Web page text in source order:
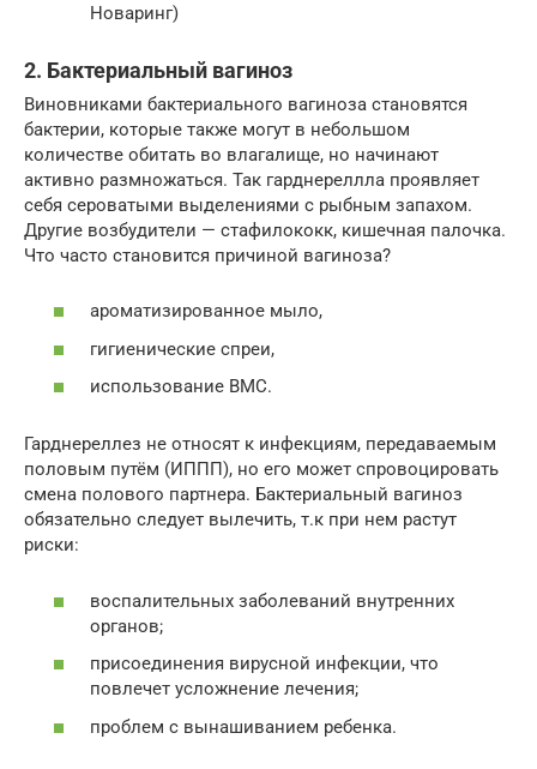
Новаринг)
2. Бактериальный вагиноз
Виновниками бактериального вагиноза становятся
бактерии, которые также могут в небольшом
количестве обитать во влагалище, но начинают
активно размножаться. Так гарднереллла проявляет
себя сероватыми выделениями с рыбным запахом.
Другие возбудители — стафилококк, кишечная палочка.
Что часто становится причиной вагиноза?
ароматизированное мыло,
гигиенические спреи,
использование ВМС.
Гарднереллез не относят к инфекциям, передаваемым
половым путём (ИППП), но его может спровоцировать
смена полового партнера. Бактериальный вагиноз
обязательно следует вылечить, т.к при нем растут
риски:
воспалительных заболеваний внутренних
органов;
присоединения вирусной инфекции, что
повлечет усложнение лечения;
проблем с вынашиванием ребенка.